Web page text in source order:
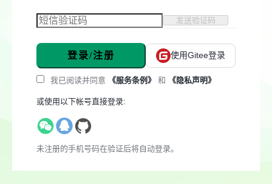
发送验证码
登录/注册 使用Gitee登录
我已阅读并同意 《服务条例》 和 《隐私声明》
或使用以下帐号直接登录:
未注册的手机号码在验证后将自动登录。